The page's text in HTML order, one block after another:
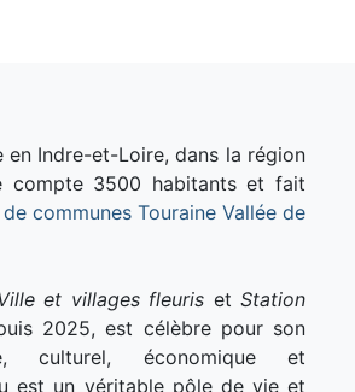
en Indre-et-Loire, dans la région
compte 3500 habitants et fait
communes Touraine Vallée de
et villages fleuris et Station
2025, est célèbre pour son
culturel, économique et
est un véritable pôle de vie et